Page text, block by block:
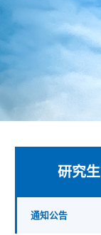
研究
通知公告